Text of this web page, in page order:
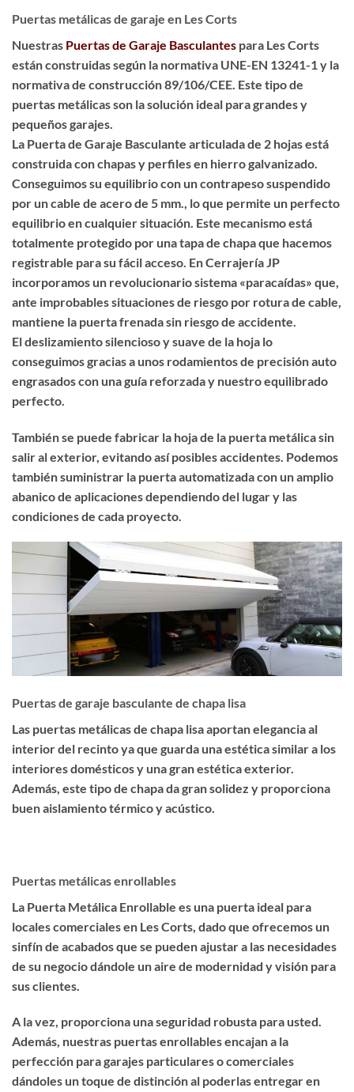
Puertas metálicas de garaje en Les Corts
Nuestras Puertas de Garaje Basculantes para Les Corts
están construidas según la normativa UNE-EN 13241-1 y la
normativa de construcción 89/106/CEE. Este tipo de
puertas metálicas son la solución ideal para grandes y
pequeños garajes.
La Puerta de Garaje Basculante articulada de 2 hojas está
construida con chapas y perfiles en hierro galvanizado.
Conseguimos su equilibrio con un contrapeso suspendido
por un cable de acero de 5 mm., lo que permite un perfecto
equilibrio en cualquier situación. Este mecanismo está
totalmente protegido por una tapa de chapa que hacemos
registrable para su fácil acceso. En Cerrajería JP
incorporamos un revolucionario sistema «paracaídas» que,
ante improbables situaciones de riesgo por rotura de cable,
mantiene la puerta frenada sin riesgo de accidente.
El deslizamiento silencioso y suave de la hoja lo
conseguimos gracias a unos rodamientos de precisión auto
engrasados con una guía reforzada y nuestro equilibrado
perfecto.
También se puede fabricar la hoja de la puerta metálica sin
salir al exterior, evitando así posibles accidentes. Podemos
también suministrar la puerta automatizada con un amplio
abanico de aplicaciones dependiendo del lugar y las
condiciones de cada proyecto.
Puertas de garaje basculante de chapa lisa
Las puertas metálicas de chapa lisa aportan elegancia al
interior del recinto ya que guarda una estética similar a los
interiores domésticos y una gran estética exterior.
Además, este tipo de chapa da gran solidez y proporciona
buen aislamiento térmico y acústico.
Puertas metálicas enrollables
La Puerta Metálica Enrollable es una puerta ideal para
locales comerciales en Les Corts, dado que ofrecemos un
sinfín de acabados que se pueden ajustar a las necesidades
de su negocio dándole un aire de modernidad y visión para
sus clientes.
A la vez, proporciona una seguridad robusta para usted.
Además, nuestras puertas enrollables encajan a la
perfección para garajes particulares o comerciales
dándoles un toque de distinción al poderlas entregar en